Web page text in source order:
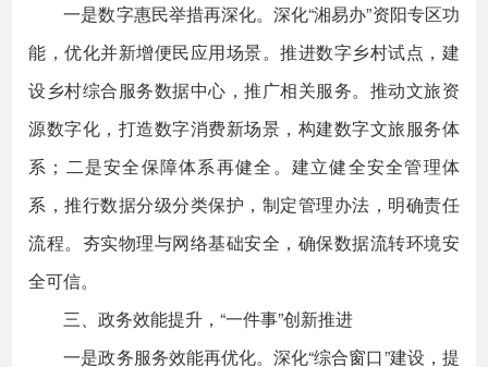
一是数字惠民举措再深化。深化“湘易办”资阳专区功
能，优化并新增便民应用场景。推进数字乡村试点，建
设乡村综合服务数据中心，推广相关服务。推动文旅资
源数字化，打造数字消费新场景，构建数字文旅服务体
系；二是安全保障体系再健全。建立健全安全管理体
系，推行数据分级分类保护，制定管理办法，明确责任
流程。夯实物理与网络基础安全，确保数据流转环境安
全可信。
三、政务效能提升，“一件事”创新推进
一是政务服务效能再优化。深化“综合窗口”建设，提